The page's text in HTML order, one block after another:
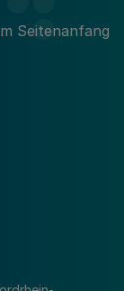
Seitenanfang